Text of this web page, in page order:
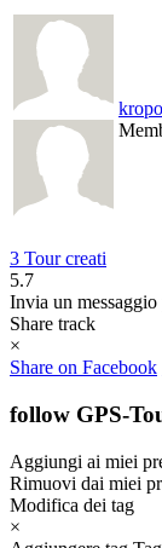
3 Tour creati
5.7
Invia un
Share track
×
Share on Facebook
follow GPS-
Aggiungi ai miei
Rimuovi dai miei
Modifica dei tag
×